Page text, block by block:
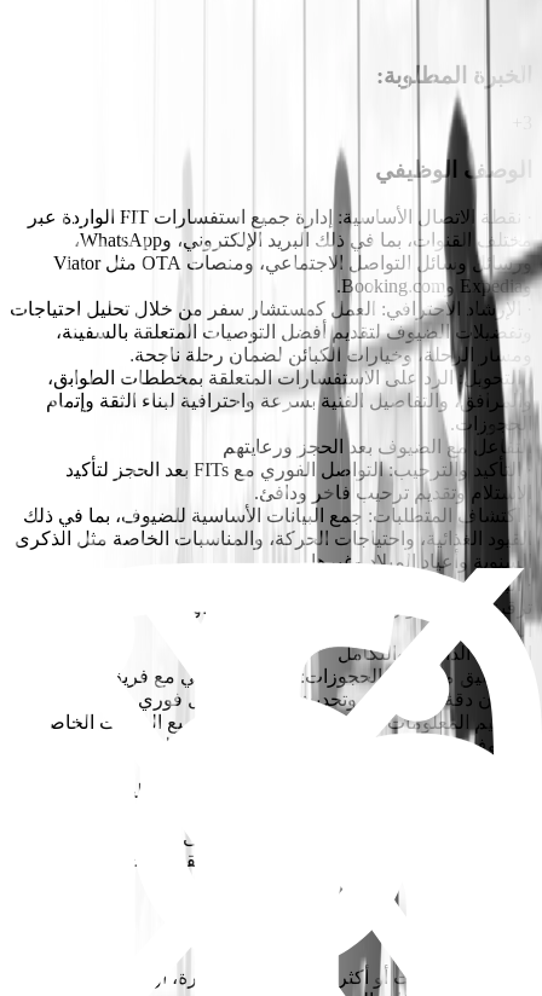
الخبرة المطلوبة:
الوصف الوظيفي
· نقطة الاتصال الأساسية: إدارة جميع استفسارات FIT الواردة عبر
مختلف القنوات، بما في ذلك البريد الإلكتروني، وWhatsApp،
ورسائل وسائل التواصل الاجتماعي، ومنصات OTA مثل Viator
وExpedia وBooking.com.
· الإرشاد الاحترافي: العمل كمستشار سفر من خلال تحليل احتياجات
وتفضيلات الضيوف لتقديم أفضل التوصيات المتعلقة بالسفينة،
ومسار الرحلة، وخيارات الكبائن لضمان رحلة ناجحة.
· التحويل: الرد على الاستفسارات المتعلقة بمخططات الطوابق،
والمرافق، والتفاصيل الفنية بسرعة واحترافية لبناء الثقة وإتمام
الحجوزات.
التفاعل مع الضيوف بعد الحجز ورعايتهم
· التأكيد والترحيب: التواصل الفوري مع FITs بعد الحجز لتأكيد
الاستلام وتقديم ترحيب فاخر ودافئ.
· اكتشاف المتطلبات: جمع البيانات الأساسية للضيوف، بما في ذلك
القيود الغذائية، واحتياجات الحركة، والمناسبات الخاصة مثل الذكرى
السنوية وأعياد الميلاد وغيرها.
· البيع الإضافي: تحديد فرص تعزيز تجربة الضيف من خلال اقتراح
ترقية الكبائن، أو رحلات الشاطئ الخاصة، أو باقات مميزة على متن
السفينة.
التعاون الداخلي والتكامل
· التنسيق مع فريق الحجوزات: التعاون اليومي مع فريق الحجوزات
لضمان دقة الحجوزات وتحديث التوافر بشكل فوري.
· تسليم المعلومات لمكتب الاستقبال: نقل جميع الطلبات الخاصة
للضيوف وملفات الشخصيات الهامة إلى فريق السفينة.
· جمع الملاحظات: المتابعة مع الضيوف بعد الرحلة لجمع آرائهم
· إدارة السمعة: تشجيع الضيوف الراضين على مشاركة تجاربهم على
· الخبرة: 3 سنوات أو أكثر في الضيافة الفاخرة، أو وكالات السفر